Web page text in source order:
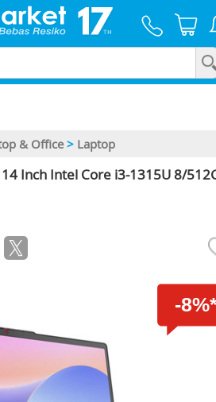
& Office > Laptop
Inch Intel Core i3-1315U 8/
-